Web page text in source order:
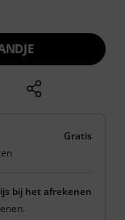
Gratis
bij het afrekenen